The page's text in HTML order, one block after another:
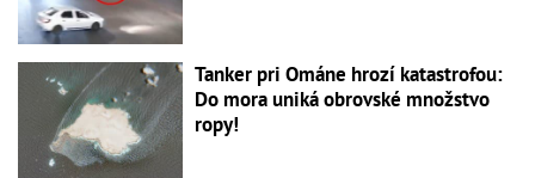
Tanker pri Ománe hrozí katastrofou:
Do mora uniká obrovské množstvo
ropy!